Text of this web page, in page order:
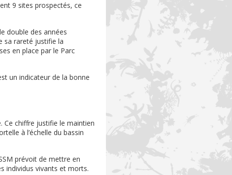
9 sites prospectés, ce
double des années
sa rareté justifie la
en place par le Parc
un indicateur de la bonne
Ce chiffre justifie le maintien
à l’échelle du bassin
prévoit de mettre en
individus vivants et morts.